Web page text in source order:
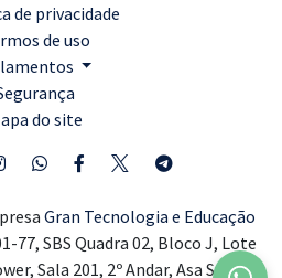
de privacidade
de uso
do site
Gran Tecnologia e Educação
77, SBS Quadra 02, Bloco J, Lote
Sala 201, 2º Andar, Asa Sul,